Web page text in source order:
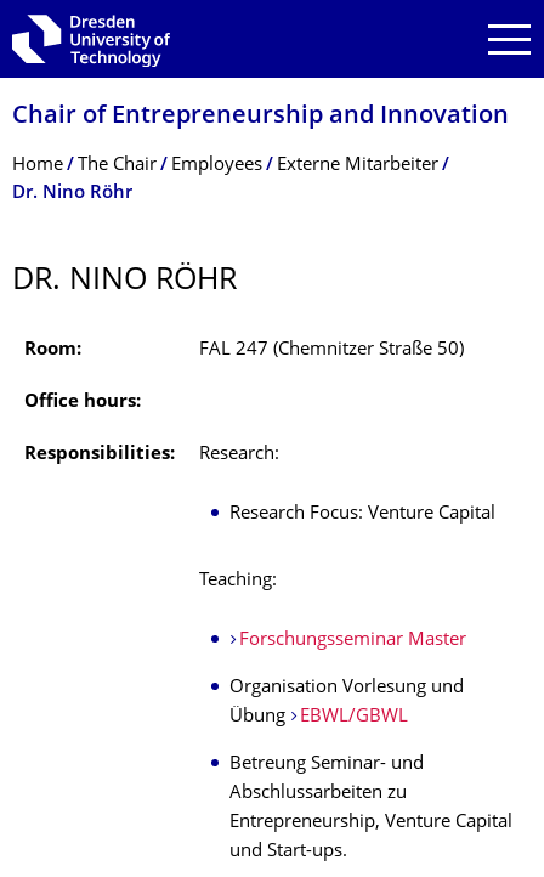
Skip to main navigation
Skip to search
Skip to content
Chair of Entrepreneurship and Innovation
Breadcrumb Menu
Home The Chair Employees
Externe Mitarbeiter
Dr. Nino Röhr
DR. NINO RÖHR
Room: FAL 247 (Chemnitzer Straße 50)
Office hours:
Responsibilities: Research:
Research Focus: Venture Capital
Teaching:
Forschungsseminar Master
Organisation Vorlesung und
Übung
EBWL/GBWL
Betreung Seminar- und
Abschlussarbeiten zu
Entrepreneurship, Venture Capital
und Start-ups.